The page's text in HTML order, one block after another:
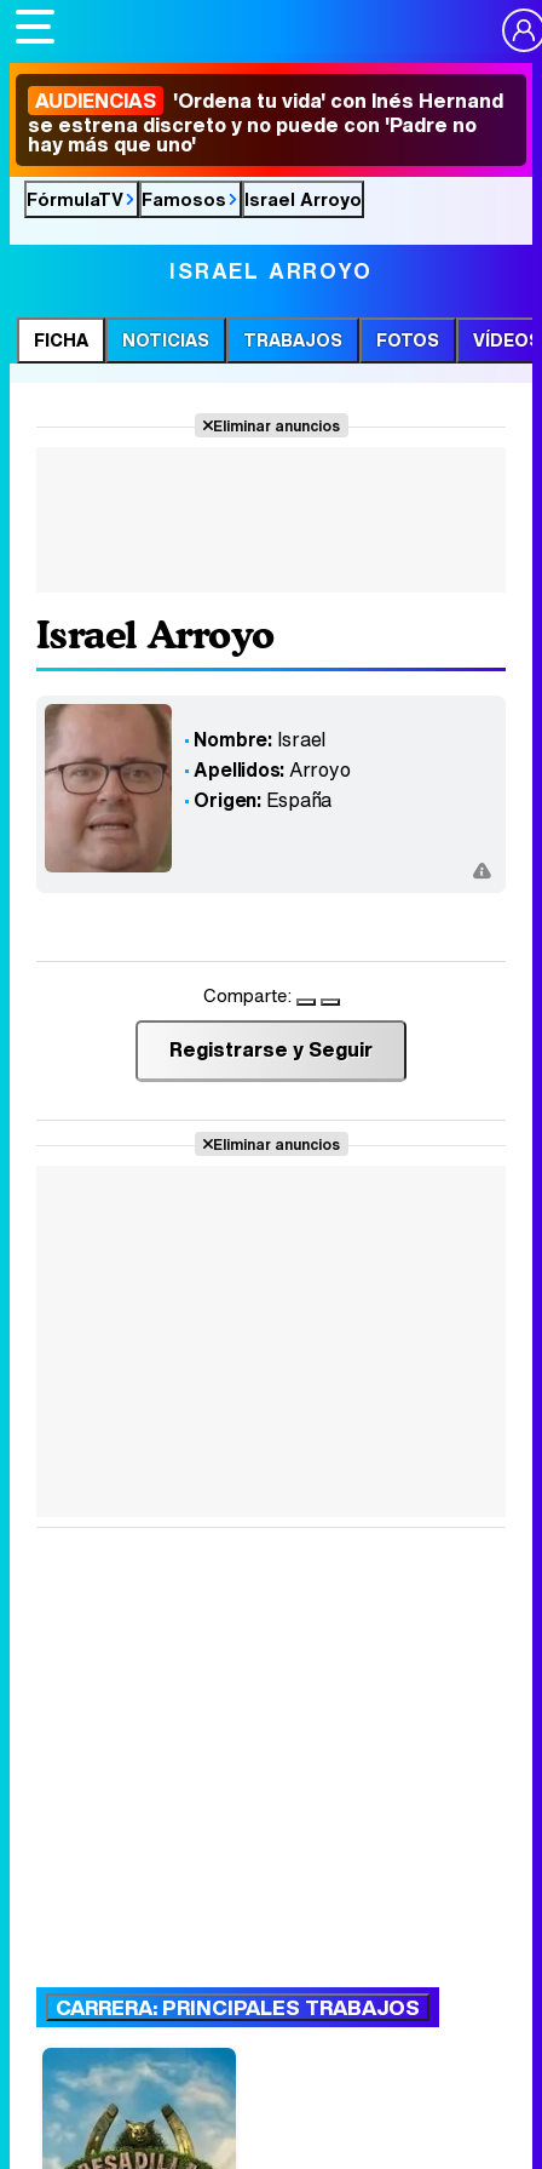
AUDIENCIAS 'Ordena tu vida' con Inés Hernand
se estrena discreto y no puede con 'Padre no
hay más que uno'
FórmulaTV Famosos Israel Arroyo
ISRAEL ARROYO
FICHA NOTICIAS TRABAJOS FOTOS VÍDEOS
Eliminar anuncios
Israel Arroyo
Nombre: Israel
Apellidos:Arroyo
Origen: España
Comparte:
Registrarse y Seguir
Eliminar anuncios
CARRERA: PRINCIPALES TRABAJOS